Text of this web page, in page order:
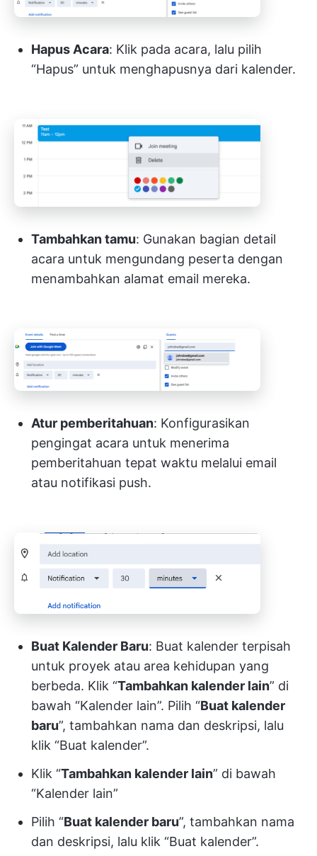
Hapus Acara: Klik pada acara, lalu pilih
“Hapus” untuk menghapusnya dari kalender.
Tambahkan tamu: Gunakan bagian detail
acara untuk mengundang peserta dengan
menambahkan alamat email mereka.
Atur pemberitahuan: Konfigurasikan
pengingat acara untuk menerima
pemberitahuan tepat waktu melalui email
atau notifikasi push.
Buat Kalender Baru: Buat kalender terpisah
untuk proyek atau area kehidupan yang
berbeda. Klik “Tambahkan kalender lain” di
bawah “Kalender lain”. Pilih “Buat kalender
baru”, tambahkan nama dan deskripsi, lalu
klik “Buat kalender”.
Klik “Tambahkan kalender lain” di bawah
“Kalender lain”
Pilih “Buat kalender baru”, tambahkan nama
dan deskripsi, lalu klik “Buat kalender”.